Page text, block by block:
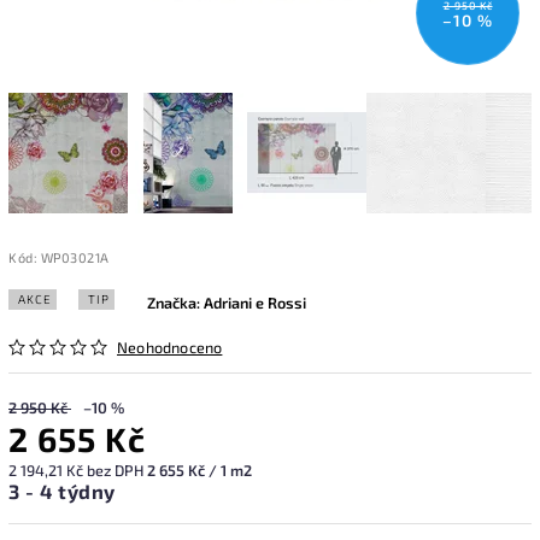
2 950 Kč
–10 %
Kód: WP03021A
AKCE TIP
Neohodnoceno
Značka:Adriani e Rossi
2 950 Kč –10 %
2 655 Kč
2 194,21 Kč bez DPH2 655 Kč / 1 m2
3 - 4 týdny